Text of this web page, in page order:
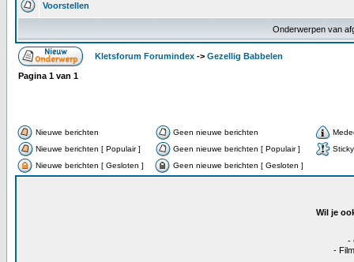
Voorstellen
Onderwerpen van
Kletsforum Forumindex -> Gezellig Babbelen
Pagina 1 van 1
Nieuwe berichten Geen nieuwe berichten
Nieuwe berichten [ Populair ]
Geen nieuwe berichten [ Populair ]
Sticky
Nieuwe berichten [ Gesloten ]
Geen nieuwe berichten [ Gesloten ]
Wil je
-
-